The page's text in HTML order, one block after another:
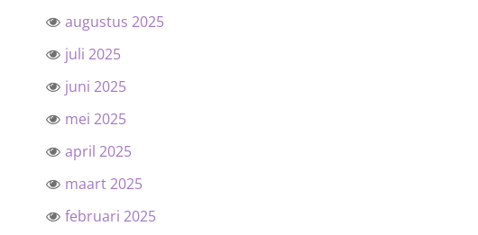
augustus 2025
juli 2025
juni 2025
mei 2025
april 2025
maart 2025
februari 2025